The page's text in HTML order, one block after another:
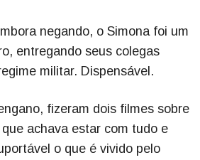
negando, o Simona foi um
entregando seus colegas
militar. Dispensável.
fizeram dois filmes sobre
achava estar com tudo e
o que é vivido pelo